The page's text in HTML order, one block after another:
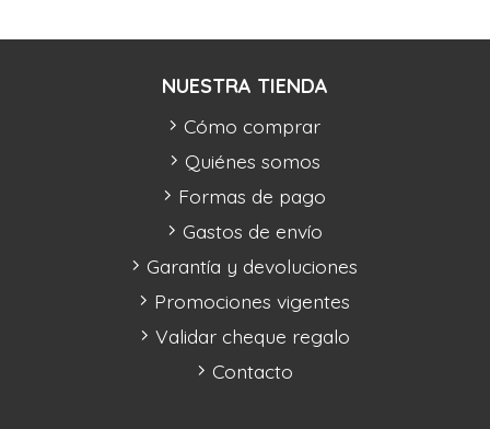
NUESTRA TIENDA
Cómo comprar
Quiénes somos
Formas de pago
Gastos de envío
Garantía y devoluciones
Promociones vigentes
Validar cheque regalo
Contacto